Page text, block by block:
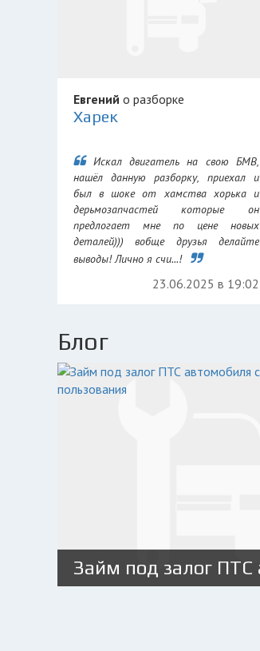
Евгений о разборке
Харек
Искал двигатель на свою БМВ,
нашёл данную разборку, приехал и
был в шоке от хамства хорька и
дерьмозапчастей которые он
предлогает мне по цене новых
деталей))) вобще друзья делайте
выводы! Лично я счи...!
23.06.2025 в 19:02
Блог